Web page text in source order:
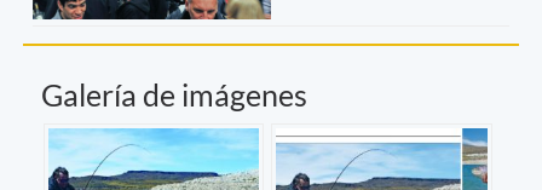
Galería de imágenes